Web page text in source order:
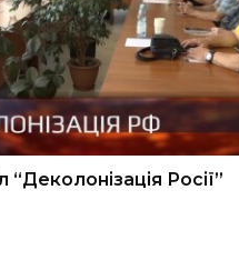
“Деколонізація Росії”